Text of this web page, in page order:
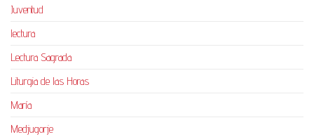
Juventud
lectura
Lectura Sagrada
Liturgia de las Horas
María
Medjugorje